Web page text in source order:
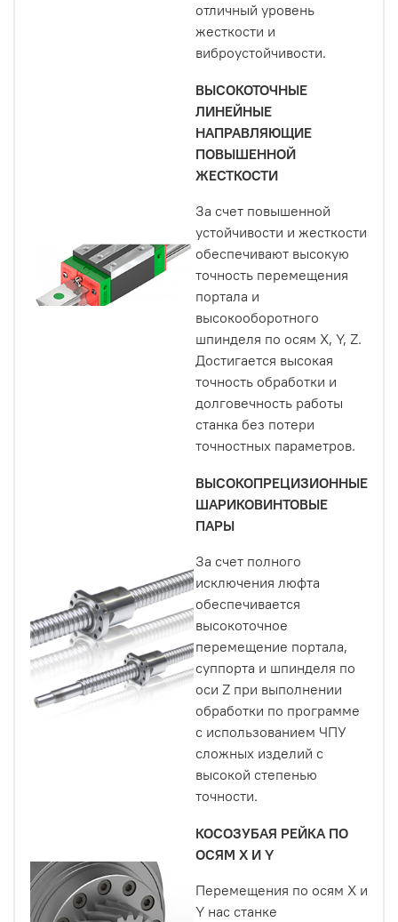
отличный уровень
жесткости и
виброустойчивости.
ВЫСОКОТОЧНЫЕ
ЛИНЕЙНЫЕ
НАПРАВЛЯЮЩИЕ
ПОВЫШЕННОЙ
ЖЕСТКОСТИ
За счет повышенной
устойчивости и жесткости
обеспечивают высокую
точность перемещения
портала и
высокооборотного
шпинделя по осям Х, Y, Z.
Достигается высокая
точность обработки и
долговечность работы
станка без потери
точностных параметров.
ВЫСОКОПРЕЦИЗИОННЫЕ
ШАРИКОВИНТОВЫЕ
ПАРЫ
За счет полного
исключения люфта
обеспечивается
высокоточное
перемещение портала,
суппорта и шпинделя по
оси Z при выполнении
обработки по программе
с использованием ЧПУ
сложных изделий с
высокой степенью
точности.
КОСОЗУБАЯ РЕЙКА ПО
ОСЯМ Х И Y
Перемещения по осям Х и
Y нас станке